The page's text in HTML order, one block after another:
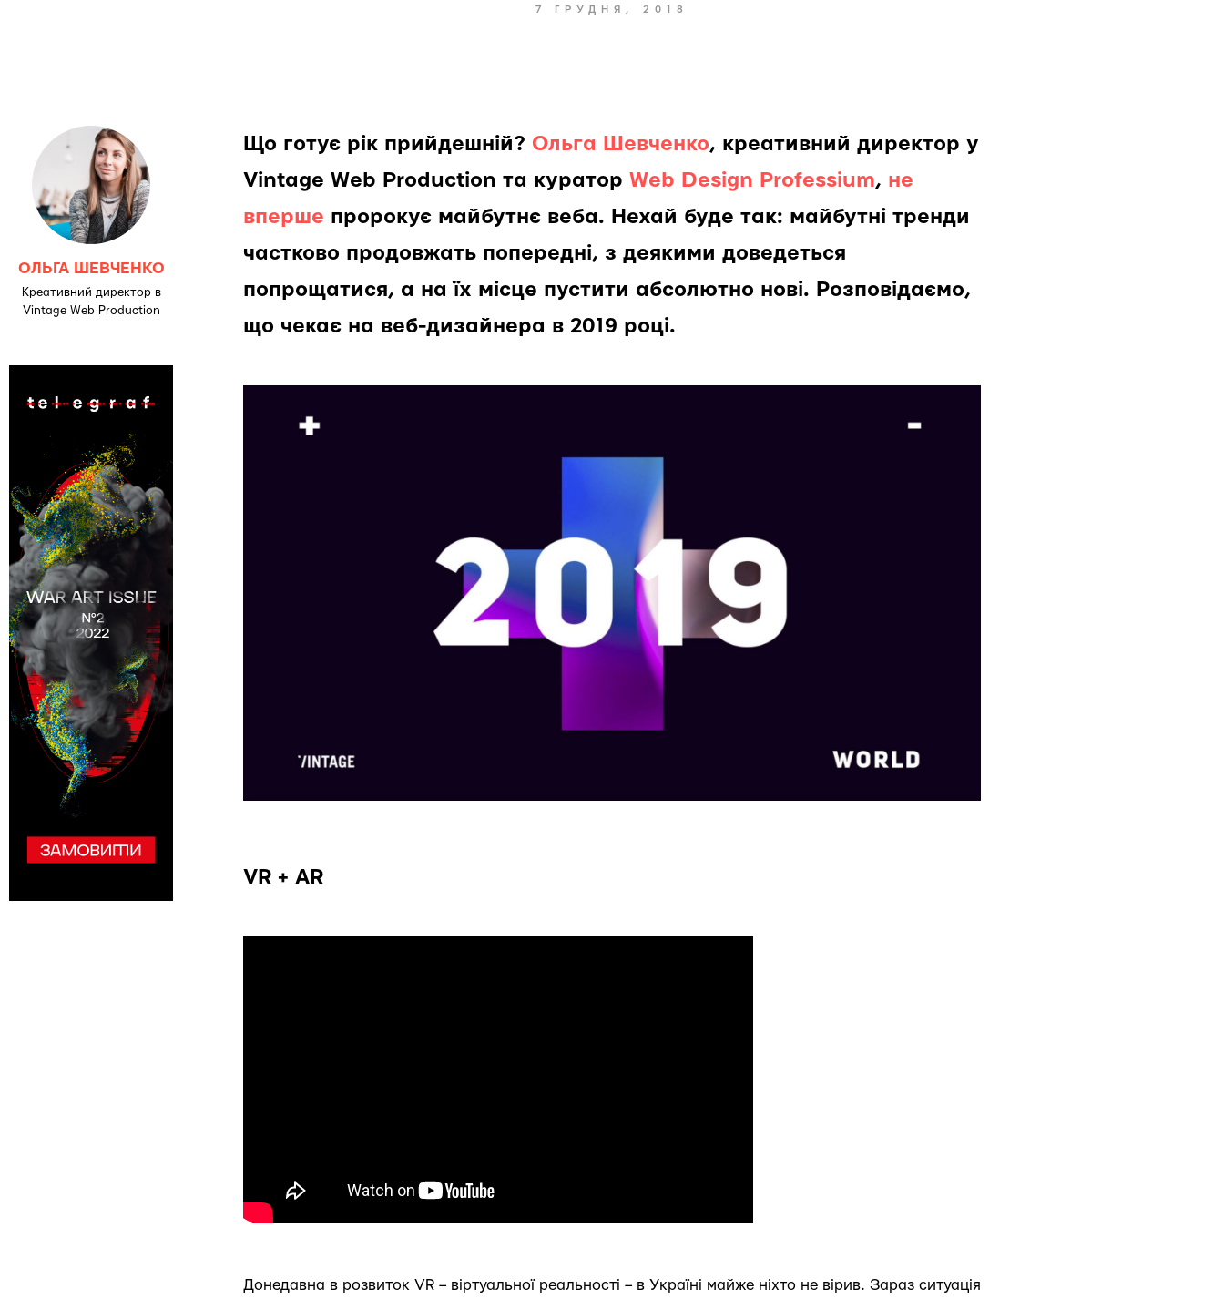
7 ГРУДНЯ, 2018
ОЛЬГА ШЕВЧЕНКО
Креативний директор в
Vintage Web Production
Що готує рік прийдешній? Ольга Шевченко, креативний директор у
Vintage Web Production та куратор Web Design Professium, не
вперше пророкує майбутнє веба. Нехай буде так: майбутні тренди
частково продовжать попередні, з деякими доведеться
попрощатися, а на їх місце пустити абсолютно нові. Розповідаємо,
що чекає на веб-дизайнера в 2019 році.
VR + AR
Донедавна в розвиток VR – віртуальної реальності – в Україні майже ніхто не вірив. Зараз ситуація